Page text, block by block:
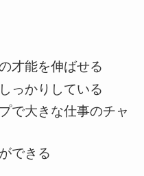
才能を伸ばせる
っかりしている
で大きな仕事のチャ
できる